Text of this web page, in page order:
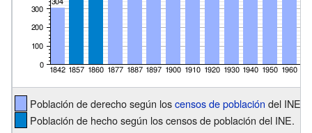
Población de derecho según loscensos de población del INE.
Población de hecho según los censos de población del INE.